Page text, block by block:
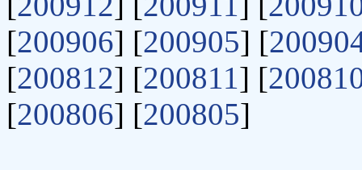
[200906] [200905] [
[200812] [200811 ] [
[200806] [200805]